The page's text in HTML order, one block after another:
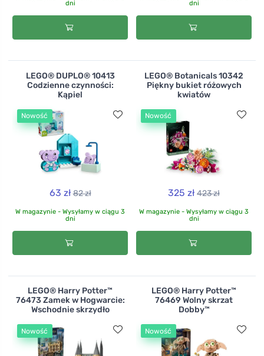
dni
dni
LEGO® DUPLO® 10413
Codzienne czynności:
Kąpiel
Nowość
63 zł 82 zł
W magazynie - Wysyłamy w ciągu 3
dni
LEGO® Botanicals 10342
Piękny bukiet różowych
kwiatów
Nowość
325 zł 423 zł
W magazynie - Wysyłamy w ciągu 3
dni
LEGO® Harry Potter™
76473 Zamek w Hogwarcie:
Wschodnie skrzydło
Nowość
LEGO® Harry Potter™
76469 Wolny skrzat
Dobby™
Nowość